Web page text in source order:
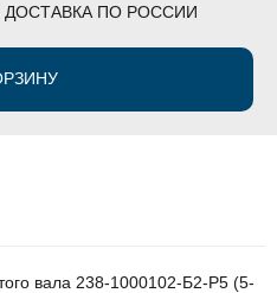
ДОСТАВКА ПО РОССИИ
вала 238-1000102-Б2-Р5 (5-